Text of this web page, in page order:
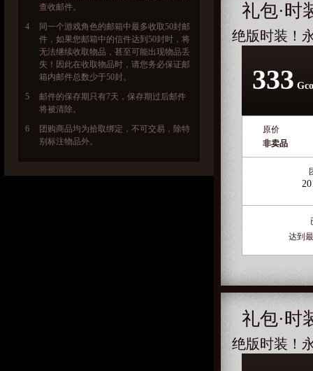
查收邮件。
4
同一个游戏角色的邮箱中最多收取50封邮
件，如果您邮箱中的信件达到50封时，将
无法继续收取物品，甚至可能出现物品丢
失！因此在收取物品时，请您务必保证邮
箱内邮件总数少于50封。
5
邮件的保存期只有7天，保存期过后邮件
将被清除。
6
团购商品均为拾取绑定，不可交易，除特
别标注物品外。
礼包·时
绝版时装！
333
原价
非卖品
达到
礼包·时
绝版时装！